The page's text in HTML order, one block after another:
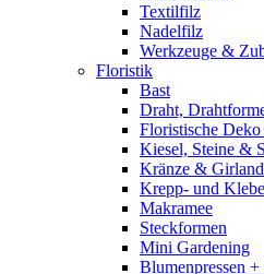
Textilfilz
Nadelfilz
Werkzeuge &
Floristik
Bast
Draht,
Floristische
Kiesel, Steine &
Kränze &
Krepp- und
Makramee
Steckformen
Mini Gardening
Blumenpressen +